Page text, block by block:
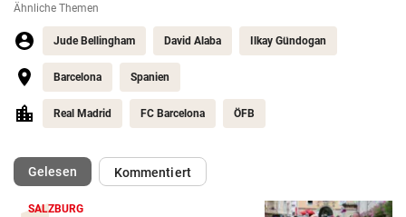
Ähnliche Themen
Jude Bellingham David Alaba Ilkay Gündogan
Barcelona Spanien
Real Madrid FC Barcelona ÖFB
Gelesen(ausgewählt)Kommentiert
SALZBURG